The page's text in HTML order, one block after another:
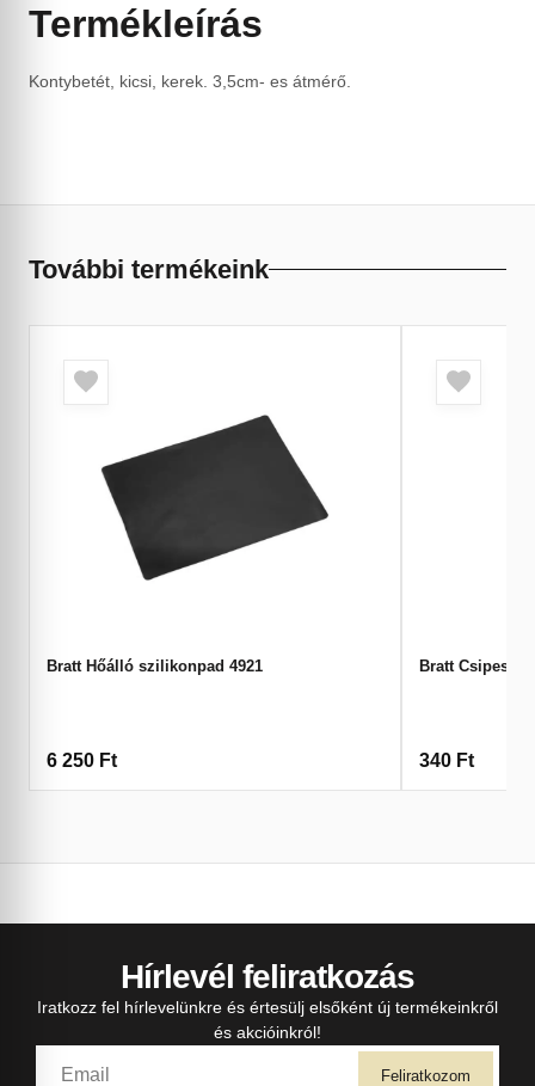
Termékleírás
Kontybetét, kicsi, kerek. 3,5cm- es átmérő.
További termékeink
Bratt Hőálló szilikonpad 4921
6 250 Ft
Bratt Csipesz
340 Ft
Hírlevél feliratkozás
Iratkozz fel hírlevelünkre és értesülj elsőként új termékeinkről
és akcióinkról!
Feliratkozom